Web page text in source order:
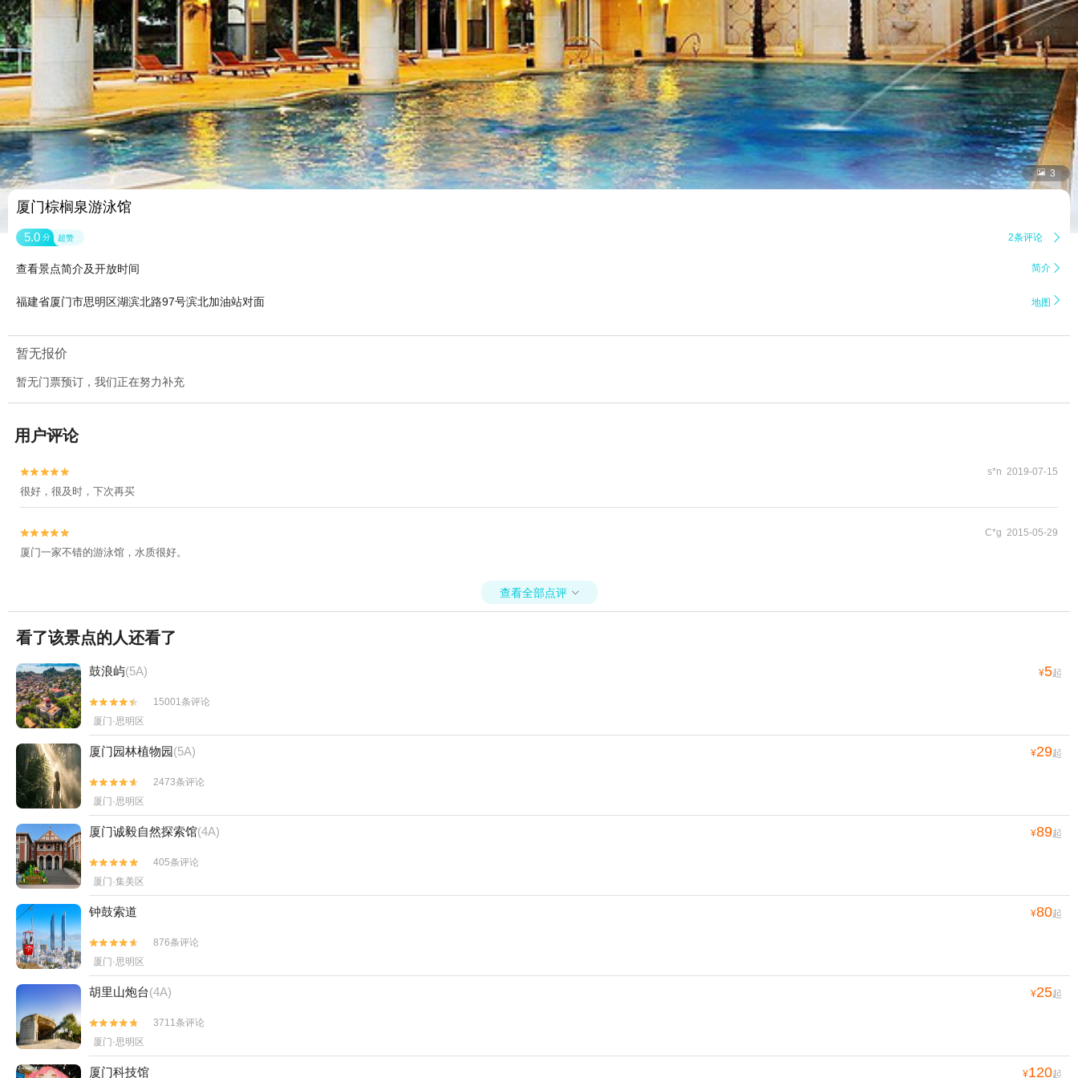
 3
厦门棕榈泉游泳馆
5.0 分 超赞 2条评论 
查看景点简介及开放时间 简介 
福建省厦门市思明区湖滨北路97号滨北加油站对面 地图 
暂无报价
暂无门票预订，我们正在努力补充
用户评论

 s*n 2019-07-15
很好，很及时，下次再买

 C*g 2015-05-29
厦门一家不错的游泳馆，水质很好。
查看全部点评 
看了该景点的人还看了
鼓浪屿(5A) ¥5起


15001条评论
厦门·思明区
厦门园林植物园(5A) ¥29起


2473条评论
厦门·思明区
厦门诚毅自然探索馆(4A) ¥89起


405条评论
厦门·集美区
钟鼓索道 ¥80起


876条评论
厦门·思明区
胡里山炮台(4A) ¥25起


3711条评论
厦门·思明区
厦门科技馆 ¥120起